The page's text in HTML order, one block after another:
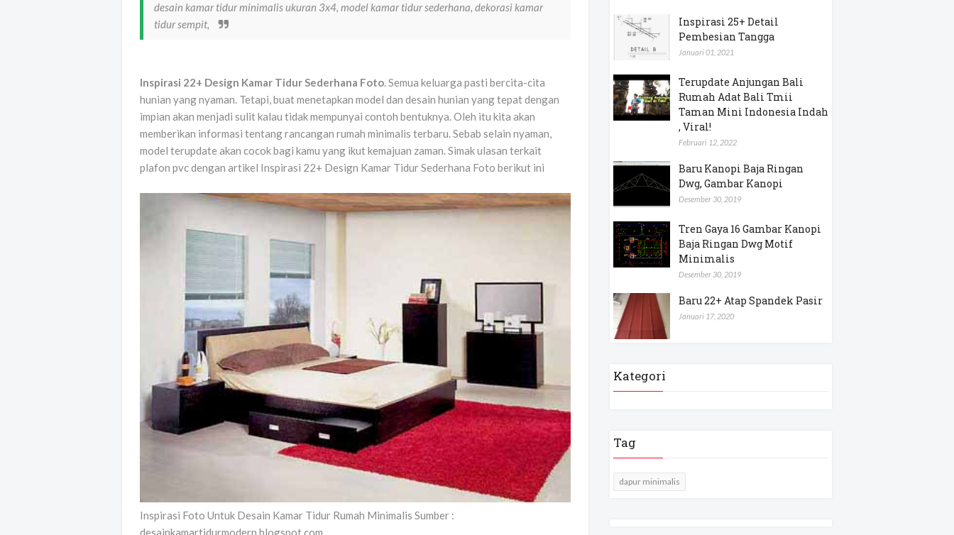
desain kamar tidur minimalis ukuran 3x4, model kamar tidur sederhana, dekorasi kamar
tidur sempit,
Inspirasi 22+ Design Kamar Tidur Sederhana Foto. Semua keluarga pasti bercita-cita
hunian yang nyaman. Tetapi, buat menetapkan model dan desain hunian yang tepat dengan
impian akan menjadi sulit kalau tidak mempunyai contoh bentuknya. Oleh itu kita akan
memberikan informasi tentang rancangan rumah minimalis terbaru. Sebab selain nyaman,
model terupdate akan cocok bagi kamu yang ikut kemajuan zaman. Simak ulasan terkait
plafon pvc dengan artikel Inspirasi 22+ Design Kamar Tidur Sederhana Foto berikut ini
Inspirasi Foto Untuk Desain Kamar Tidur Rumah Minimalis Sumber :
Inspirasi 25+ Detail
Pembesian Tangga
Januari 01, 2021
Terupdate Anjungan Bali
Rumah Adat Bali Tmii
Taman Mini Indonesia Indah
, Viral!
Februari 12, 2022
Baru Kanopi Baja Ringan
Dwg, Gambar Kanopi
Desember 30, 2019
Tren Gaya 16 Gambar Kanopi
Baja Ringan Dwg Motif
Minimalis
Desember 30, 2019
Baru 22+ Atap Spandek Pasir
Januari 17, 2020
Kategori
Tag
dapur minimalis